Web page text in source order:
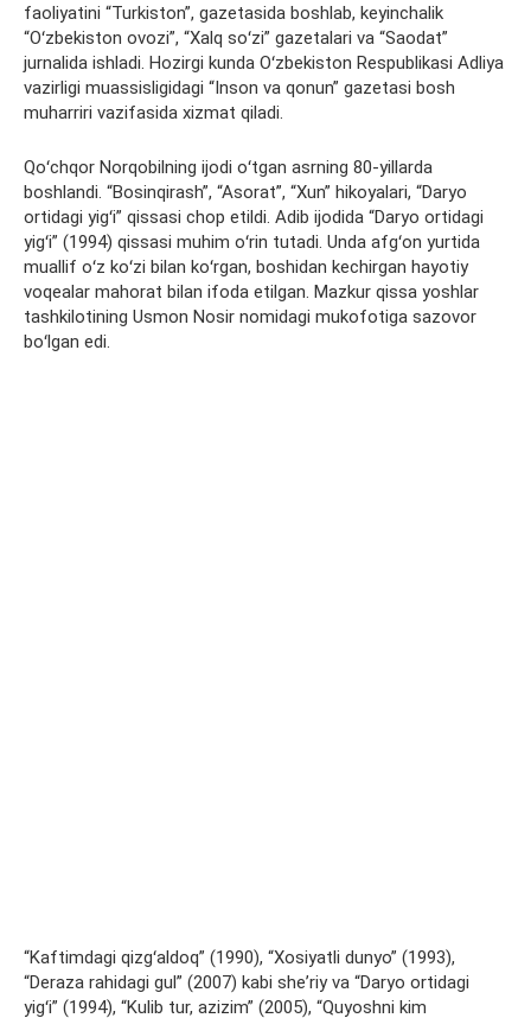
faoliyatini “Turkiston”, gazetasida boshlab, keyinchalik
“Oʻzbekiston ovozi”, “Xalq soʻzi” gazetalari va “Saodat”
jurnalida ishladi. Hozirgi kunda Oʻzbekiston Respublikasi Adliya
vazirligi muassisligidagi “Inson va qonun” gazetasi bosh
muharriri vazifasida xizmat qiladi.
Qoʻchqor Norqobilning ijodi oʻtgan asrning 80-yillarda
boshlandi. “Bosinqirash”, “Asorat”, “Xun” hikoyalari, “Daryo
ortidagi yigʻi” qissasi chop etildi. Adib ijodida “Daryo ortidagi
yigʻi” (1994) qissasi muhim oʻrin tutadi. Unda afgʻon yurtida
muallif oʻz koʻzi bilan koʻrgan, boshidan kechirgan hayotiy
voqealar mahorat bilan ifoda etilgan. Mazkur qissa yoshlar
tashkilotining Usmon Nosir nomidagi mukofotiga sazovor
boʻlgan edi.
“Kaftimdagi qizgʻaldoq” (1990), “Xosiyatli dunyo” (1993),
“Deraza rahidagi gul” (2007) kabi sheʼriy va “Daryo ortidagi
yigʻi” (1994), “Kulib tur, azizim” (2005), “Quyoshni kim